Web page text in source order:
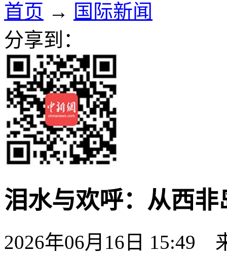
首页 → 国际新闻
分享到：
泪水与欢呼：从西
2026年06月16日 15:49